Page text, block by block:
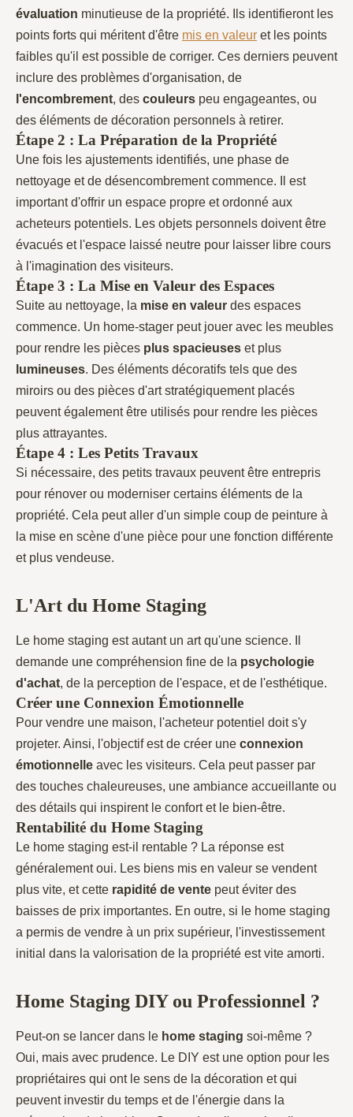
évaluation minutieuse de la propriété. Ils identifieront les
points forts qui méritent d'être mis en valeur et les points
faibles qu'il est possible de corriger. Ces derniers peuvent
inclure des problèmes d'organisation, de
l'encombrement, des couleurs peu engageantes, ou
des éléments de décoration personnels à retirer.
Étape 2 : La Préparation de la Propriété
Une fois les ajustements identifiés, une phase de
nettoyage et de désencombrement commence. Il est
important d'offrir un espace propre et ordonné aux
acheteurs potentiels. Les objets personnels doivent être
évacués et l'espace laissé neutre pour laisser libre cours
à l'imagination des visiteurs.
Étape 3 : La Mise en Valeur des Espaces
Suite au nettoyage, la mise en valeur des espaces
commence. Un home-stager peut jouer avec les meubles
pour rendre les pièces plus spacieuses et plus
lumineuses. Des éléments décoratifs tels que des
miroirs ou des pièces d'art stratégiquement placés
peuvent également être utilisés pour rendre les pièces
plus attrayantes.
Étape 4 : Les Petits Travaux
Si nécessaire, des petits travaux peuvent être entrepris
pour rénover ou moderniser certains éléments de la
propriété. Cela peut aller d'un simple coup de peinture à
la mise en scène d'une pièce pour une fonction différente
et plus vendeuse.
L'Art du Home Staging
Le home staging est autant un art qu'une science. Il
demande une compréhension fine de la psychologie
d'achat, de la perception de l'espace, et de l'esthétique.
Créer une Connexion Émotionnelle
Pour vendre une maison, l'acheteur potentiel doit s'y
projeter. Ainsi, l'objectif est de créer une connexion
émotionnelle avec les visiteurs. Cela peut passer par
des touches chaleureuses, une ambiance accueillante ou
des détails qui inspirent le confort et le bien-être.
Rentabilité du Home Staging
Le home staging est-il rentable ? La réponse est
généralement oui. Les biens mis en valeur se vendent
plus vite, et cette rapidité de vente peut éviter des
baisses de prix importantes. En outre, si le home staging
a permis de vendre à un prix supérieur, l'investissement
initial dans la valorisation de la propriété est vite amorti.
Home Staging DIY ou Professionnel ?
Peut-on se lancer dans le home staging soi-même ?
Oui, mais avec prudence. Le DIY est une option pour les
propriétaires qui ont le sens de la décoration et qui
peuvent investir du temps et de l'énergie dans la